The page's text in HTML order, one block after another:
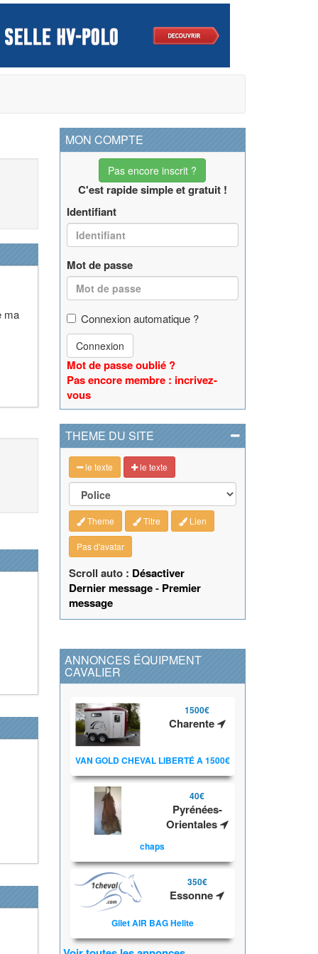
ma
MON COMPTE
Pas encore inscrit ?
C'est rapide simple et gratuit !
Identifiant
Mot de passe
Connexion automatique ?
Connexion
Mot de passe oublié ?
Pas encore membre : incrivez-
vous
THEME DU SITE
le texte le texte
Theme Titre Lien
Pas d'avatar
Scroll auto : Désactiver
Dernier message- Premier
message
ANNONCES ÉQUIPMENT
CAVALIER
1500€
Charente
VAN GOLD CHEVAL LIBERTÉ A 1500€
40€
Pyrénées-
Orientales
chaps
350€
Essonne
Gilet AIR BAG Helite